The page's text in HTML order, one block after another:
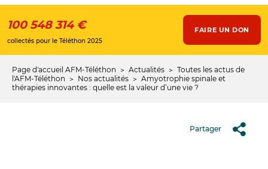
100 548 314 €
collectés pour le Téléthon 2025
FAIRE UN DON
Fil
d'Ariane
Page d'accueil AFM-Téléthon Actualités
Toutes les actus de
l'AFM-Téléthon
Nos actualités
Amyotrophie spinale et
thérapies innovantes : quelle est la valeur d’une vie ?
Partager